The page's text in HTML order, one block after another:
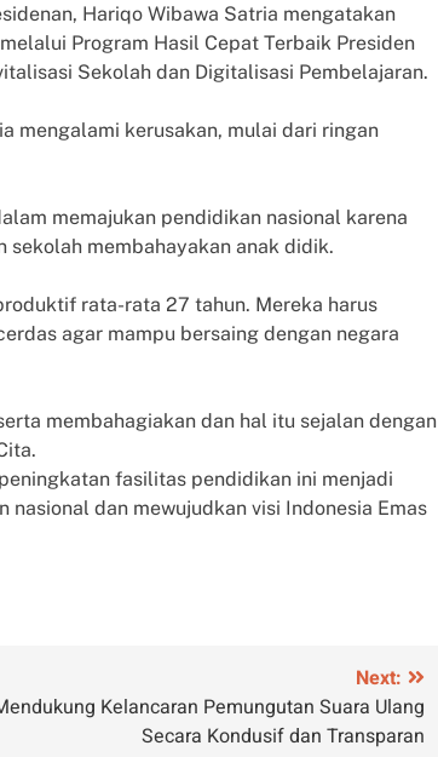
Hariqo Wibawa Satria mengatakan
Program Hasil Cepat Terbaik Presiden
Sekolah dan Digitalisasi Pembelajaran.
mengalami kerusakan, mulai dari ringan
memajukan pendidikan nasional karena
membahayakan anak didik.
rata-rata 27 tahun. Mereka harus
agar mampu bersaing dengan negara
membahagiakan dan hal itu sejalan dengan
fasilitas pendidikan ini menjadi
dan mewujudkan visi Indonesia Emas
Next:
Kelancaran Pemungutan Suara Ulang
Secara Kondusif dan Transparan